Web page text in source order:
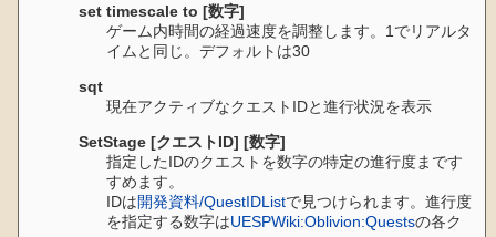
set timescale to [数字]
ゲーム内時間の経過速度を調整します。1でリアルタ
イムと同じ。デフォルトは30
sqt
現在アクティブなクエストIDと進行状況を表示
SetStage [クエストID] [数字]
指定したIDのクエストを数字の特定の進行度まです
すめます。
IDは開発資料/QuestIDListで見つけられます。進行度
を指定する数字はUESPWiki:Oblivion:Questsの各ク